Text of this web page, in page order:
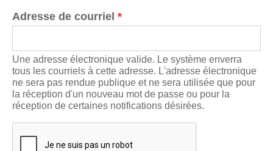
Adresse de courriel *
Une adresse électronique valide. Le système enverra
tous les courriels à cette adresse. L'adresse électronique
ne sera pas rendue publique et ne sera utilisée que pour
la réception d'un nouveau mot de passe ou pour la
réception de certaines notifications désirées.